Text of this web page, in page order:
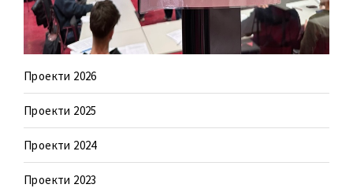
Проекти 2026
Проекти 2025
Проекти 2024
Проекти 2023